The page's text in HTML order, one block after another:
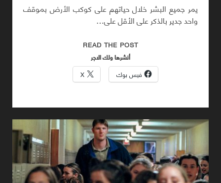
يمر جميع البشر خلال حياتهم على كوكب الأرض بموقف
واحد جدير بالذكر على الأقل على…
READ THE POST
الذي
جلس
أنشرها ولك الاجر
فيس بوك X